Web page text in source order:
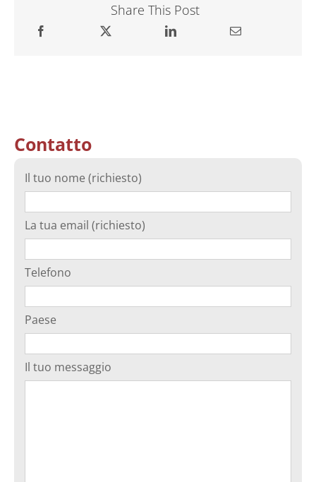
Share This Post
Contatto
Il tuo nome (richiesto)
La tua email (richiesto)
Telefono
Paese
Il tuo messaggio